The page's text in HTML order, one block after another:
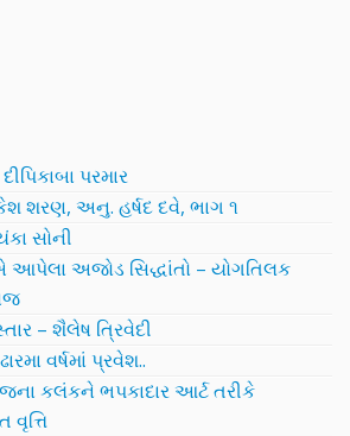
પરમાર
શરણ, અનુ. હર્ષદ દવે, ભાગ ૧
સોની
આપેલા અજોડ સિદ્ધાંતો – યોગતિલક
– શૈલેષ ત્રિવેદી
વર્ષમાં પ્રવેશ..
કલંકને ભપકાદાર આર્ટ તરીકે
વૃત્તિ